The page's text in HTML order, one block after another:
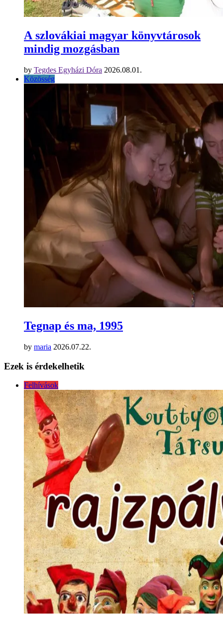
A szlovákiai magyar könyvtárosok
mindig mozgásban
by Tegdes Egyházi Dóra 2026.08.01.
Közösség
Tegnap és ma, 1995
by maria 2026.07.22.
Ezek is érdekelhetik
Felhívások